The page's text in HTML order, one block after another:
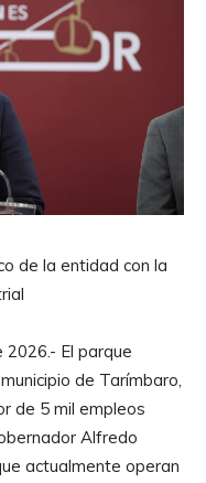
de la entidad con la
2026.- El parque
de Tarímbaro,
de 5 mil empleos
Alfredo
actualmente operan